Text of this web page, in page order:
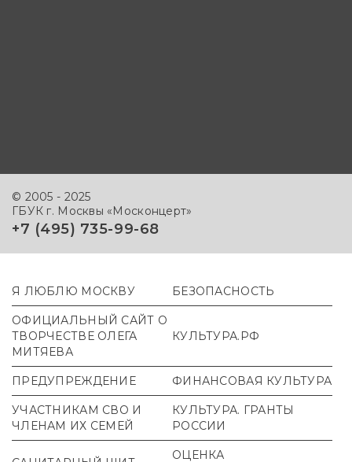
© 2005 - 2025
ГБУК г. Москвы «Москонцерт»
+7 (495) 735-99-68
Я ЛЮБЛЮ МОСКВУ БЕЗОПАСНОСТЬ
ОФИЦИАЛЬНЫЙ САЙТ О
ТВОРЧЕСТВЕ ОЛЕГА
МИТЯЕВА
КУЛЬТУРА.РФ
ПРЕДУПРЕЖДЕНИЕ ФИНАНСОВАЯ КУЛЬТУРА
УЧАСТНИКАМ СВО И
ЧЛЕНАМ ИХ СЕМЕЙ
КУЛЬТУРА. ГРАНТЫ
РОССИИ
ОЦЕНКА